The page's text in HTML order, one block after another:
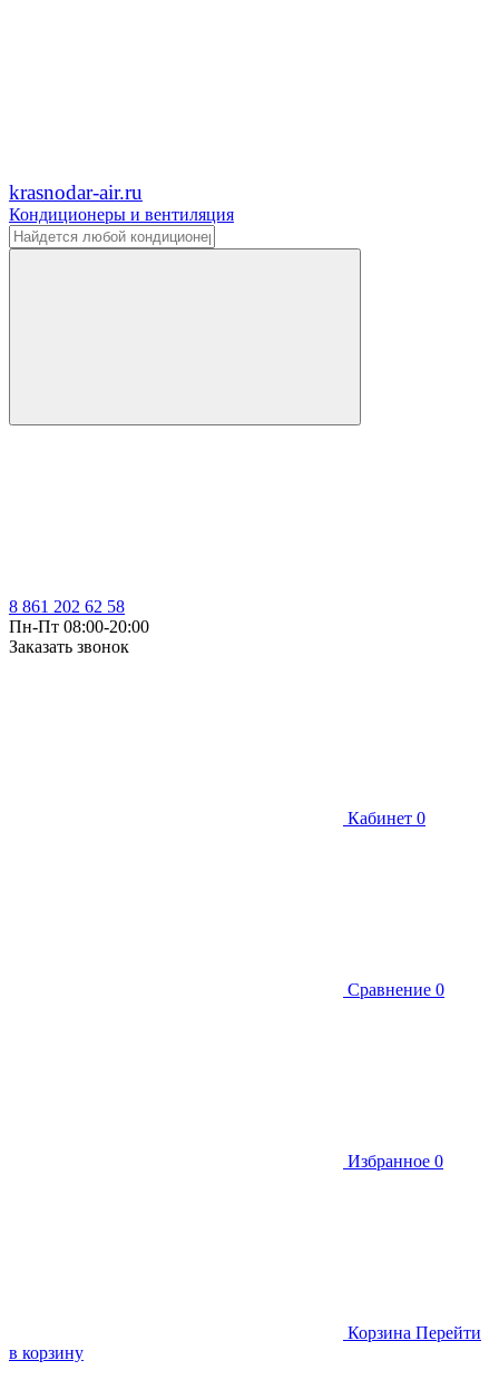
krasnodar-air.ru
Кондиционеры и вентиляция
8 861 202 62 58
Пн-Пт 08:00-20:00
Заказать звонок
Кабинет 0
Сравнение 0
Избранное 0
Корзина Перейти
в корзину